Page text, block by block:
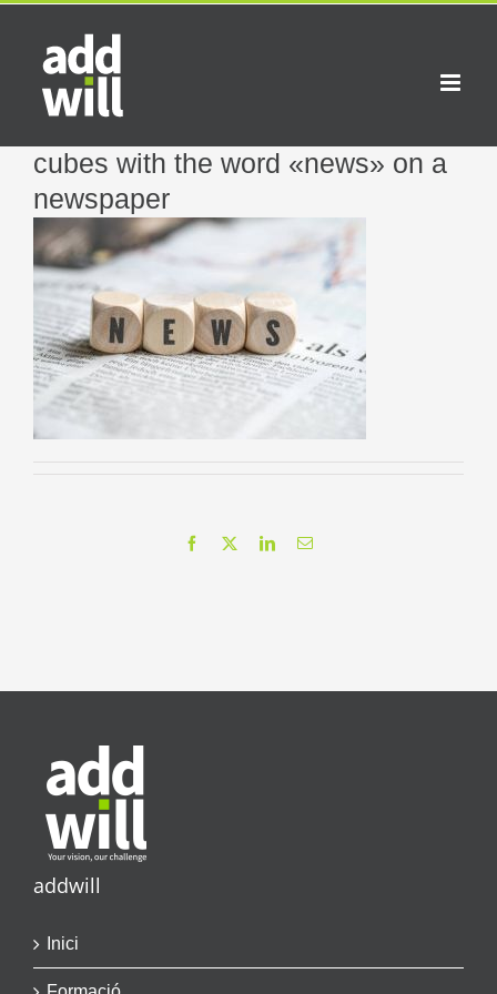
Skip
content
cubes with the word «news» on a
newspaper
Facebook LinkedInEmail
addwill
Inici